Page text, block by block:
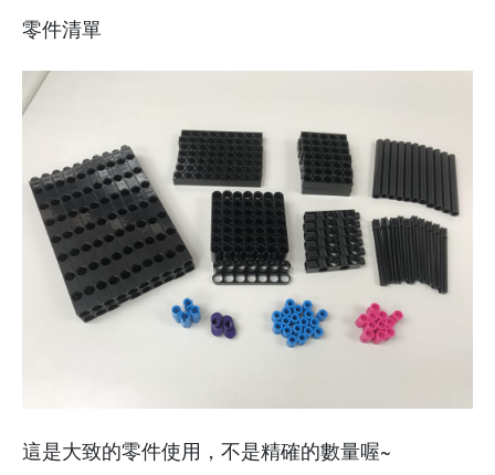
零件清單
這是大致的零件使用，不是精確的數量喔~